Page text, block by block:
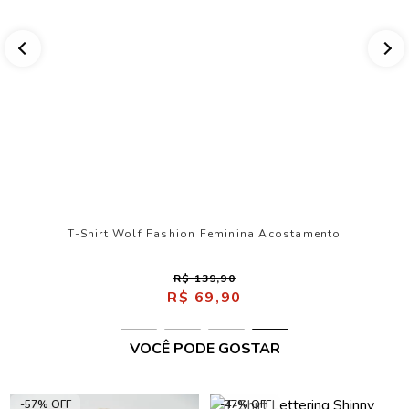
T-Shirt Wolf Fashion Feminina Acostamento
R$ 139,90
R$ 69,90
VOCÊ PODE GOSTAR
-57% OFF -47% OFF